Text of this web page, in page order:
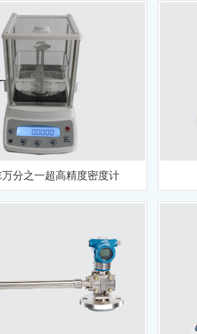
分之一超高精度密度计